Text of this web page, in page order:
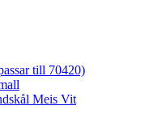
till 70420)
Meis Vit